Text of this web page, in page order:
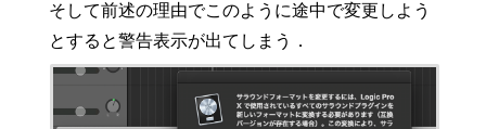
そして前述の理由でこのように途中で変更しよう
とすると警告表示が出てしまう．